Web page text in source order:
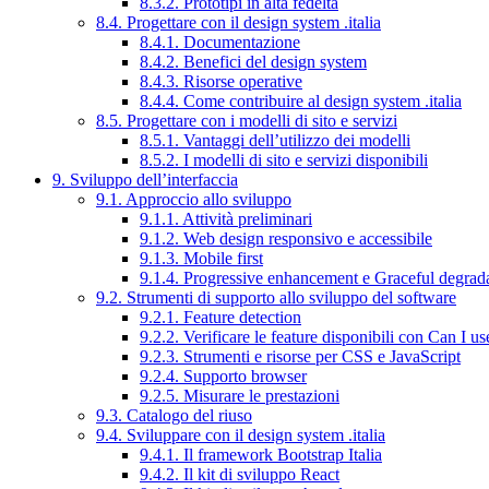
8.4. Progettare con il design system .italia
8.4.1. Documentazione
8.4.2. Benefici del design system
8.4.3. Risorse operative
8.4.4. Come contribuire al design system .italia
8.5. Progettare con i modelli di sito e servizi
8.5.1. Vantaggi dell’utilizzo dei modelli
8.5.2. I modelli di sito e servizi disponibili
9. Sviluppo dell’interfaccia
9.1. Approccio allo sviluppo
9.1.1. Attività preliminari
9.1.2. Web design responsivo e accessibile
9.1.3. Mobile first
9.1.4. Progressive enhancement e Graceful
9.2. Strumenti di supporto allo sviluppo del software
9.2.1. Feature detection
9.2.2. Verificare le feature disponibili con Can I
9.2.3. Strumenti e risorse per CSS e JavaScript
9.2.4. Supporto browser
9.2.5. Misurare le prestazioni
9.3. Catalogo del riuso
9.4. Sviluppare con il design system .italia
9.4.1. Il framework Bootstrap Italia
9.4.2. Il kit di sviluppo React